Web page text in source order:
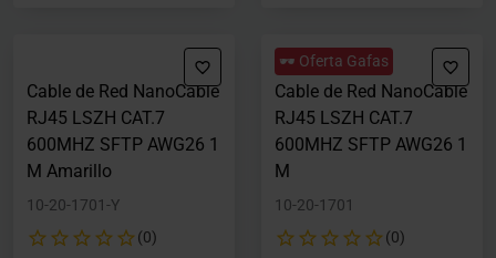
Cable de Red NanoCable
RJ45 LSZH CAT.7
600MHZ SFTP AWG26 1
M Amarillo
10-20-1701-Y
(0)
🕶️ Oferta Gafas
Cable de Red NanoCable
RJ45 LSZH CAT.7
600MHZ SFTP AWG26 1
M
10-20-1701
(0)